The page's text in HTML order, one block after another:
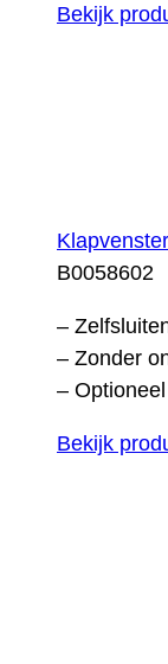
Bekijk
B0058602
–
– Zonder
–
Bekijk